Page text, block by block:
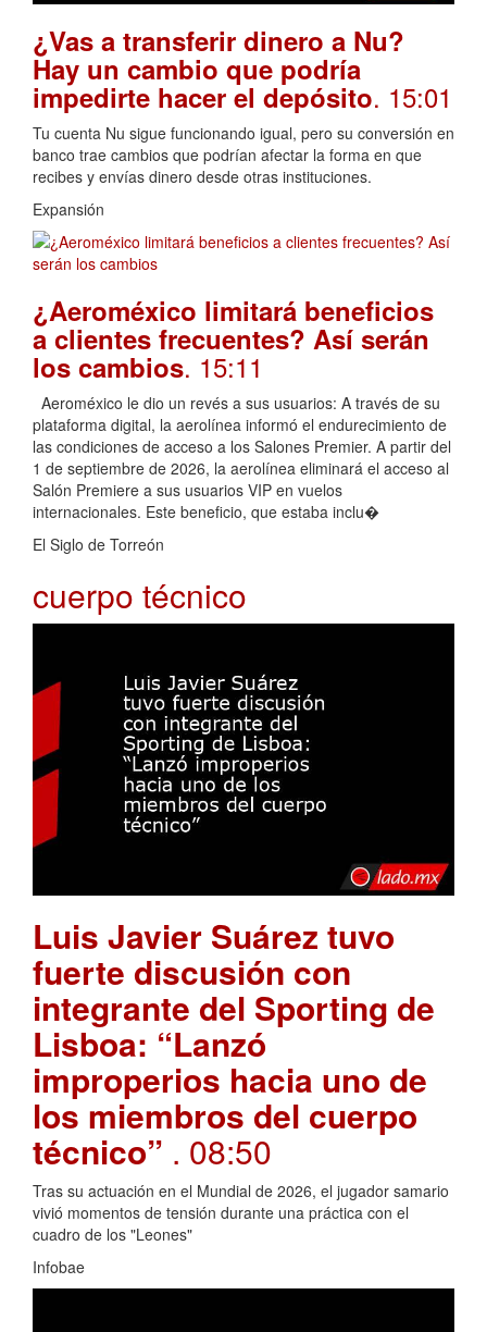
¿Vas a transferir dinero a Nu?
Hay un cambio que podría
impedirte hacer el depósito. 15:01
Tu cuenta Nu sigue funcionando igual, pero su conversión en
banco trae cambios que podrían afectar la forma en que
recibes y envías dinero desde otras instituciones.
Expansión
¿Aeroméxico limitará beneficios
a clientes frecuentes? Así serán
los cambios. 15:11
Aeroméxico le dio un revés a sus usuarios: A través de su
plataforma digital, la aerolínea informó el endurecimiento de
las condiciones de acceso a los Salones Premier. A partir del
1 de septiembre de 2026, la aerolínea eliminará el acceso al
Salón Premiere a sus usuarios VIP en vuelos
internacionales. Este beneficio, que estaba inclu�
El Siglo de Torreón
cuerpo técnico
Luis Javier Suárez tuvo
fuerte discusión con
integrante del Sporting de
Lisboa: “Lanzó
improperios hacia uno de
los miembros del cuerpo
técnico” . 08:50
Tras su actuación en el Mundial de 2026, el jugador samario
vivió momentos de tensión durante una práctica con el
cuadro de los "Leones"
Infobae